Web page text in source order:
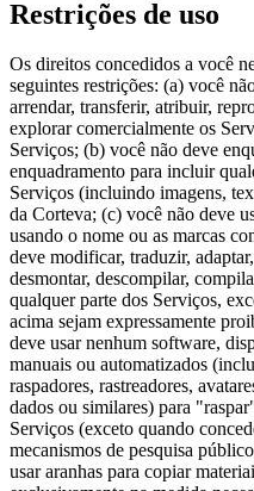
Restrições de uso
Os direitos concedidos a você
seguintes restrições: (a) você
arrendar, transferir, atribuir,
explorar comercialmente os
Serviços; (b) você não deve
enquadramento para incluir
Serviços (incluindo imagens,
da Corteva; (c) você não deve
usando o nome ou as marcas
deve modificar, traduzir,
desmontar, descompilar,
qualquer parte dos Serviços,
acima sejam expressamente
deve usar nenhum software,
manuais ou automatizados
raspadores, rastreadores,
dados ou similares) para
Serviços (exceto quando
mecanismos de pesquisa
usar aranhas para copiar